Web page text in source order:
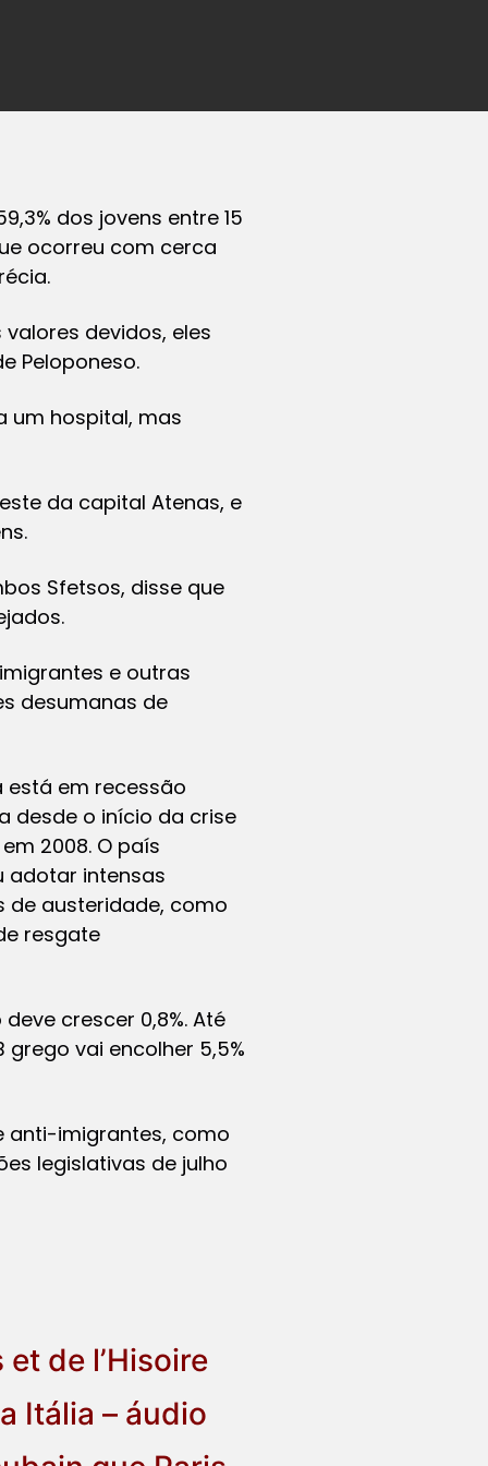
dos jovens entre 15
ocorreu com cerca
devidos, eles
Peloponeso.
um hospital, mas
da capital Atenas, e
Sfetsos, disse que
e outras
desumanas de
está em recessão
desde o início da crise
2008. O país
adotar intensas
de austeridade, como
resgate
crescer 0,8%. Até
grego vai encolher 5,5%
anti-imigrantes, como
legislativas de julho
de l’Hisoire
Itália – áudio